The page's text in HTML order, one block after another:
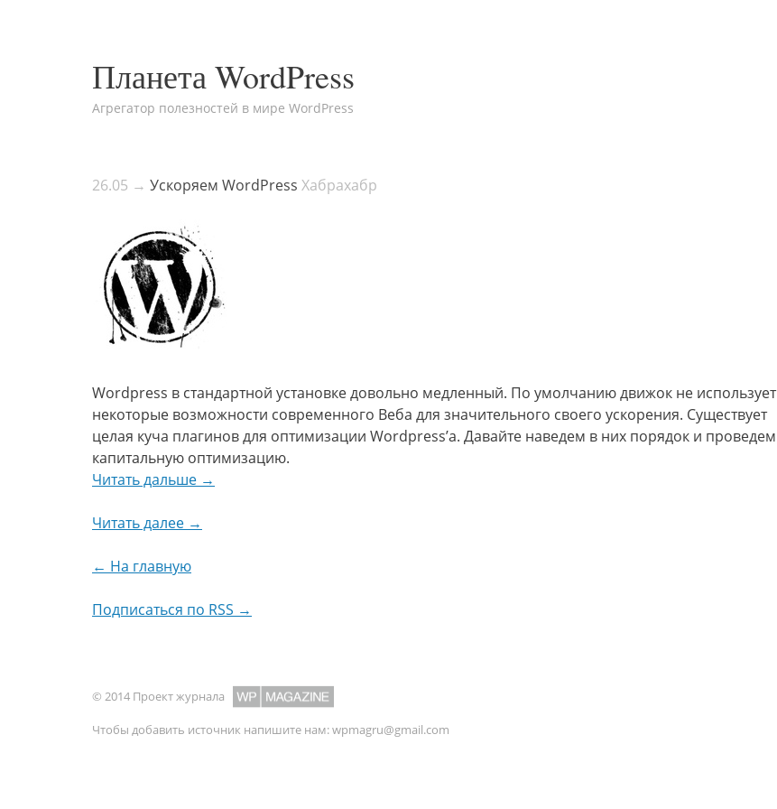
Планета WordPress
Агрегатор полезностей в мире WordPress
26.05 → Ускоряем WordPress Хабрахабр
Wordpress в стандартной установке довольно медленный. По умолчанию движок не использует
некоторые возможности современного Веба для значительного своего ускорения. Существует
целая куча плагинов для оптимизации Wordpress’a. Давайте наведем в них порядок и проведем
капитальную оптимизацию.
Читать дальше →
Читать далее →
← На главную
Подписаться по RSS →
© 2014 Проект журнала
Чтобы добавить источник напишите нам:wpmagru@gmail.com